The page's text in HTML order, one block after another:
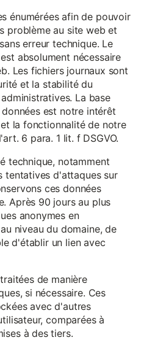
énumérées afin de pouvoir
problème au site web et
erreur technique. Le
absolument nécessaire
Les fichiers journaux sont
et la stabilité du
La base
est notre intérêt
la fonctionnalité de notre
6 para. 1 lit. f DSGVO.
technique, notamment
tentatives d'attaques sur
ces données
Après 90 jours au plus
anonymes en
niveau du domaine, de
d'établir un lien avec
de manière
si nécessaire. Ces
avec d'autres
comparées à
à des tiers.